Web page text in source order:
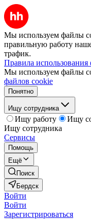
Мы используем файлы
правильную работу
трафик.
Правила
Мы используем файлы
файлов cookie
Понятно
Ищу сотрудника
Ищу работу
Ищу
Ищу сотрудника
Сервисы
Помощь
Ещё
Поиск
Бердск
Войти
Войти
Зарегистрироваться